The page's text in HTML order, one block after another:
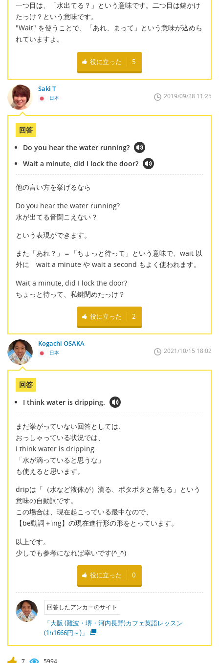
一つ目は、「水出てる？」という意味です。二つ目は鍵かけ
たっけ？という意味です。
"Wait" を使うことで、「あれ、まって」という意味が込めら
れていますよ。
役に立った 5
Saki T
日本 2019/09/28 11:25
回答
Do you hear the water running?
Wait a minute, did I lock the door?
他の言い方を挙げるなら
Do you hear the water running?
水が出てる音聞こえない？
という表現ができます。
また「あれ？」＝「ちょっと待って」という意味で、wait 以
外に wait a minute や wait a second もよく使われます。
Wait a minute, did I lock the door?
ちょっと待って、私鍵閉めたっけ？
役に立った 2
Kogachi OSAKA
日本 2021/10/15 18:02
回答
I think water is dripping.
まだ挙がっていない回答としては、
おっしゃっている状況では、
I think water is dripping.
「水が滴っていると思うな」
も使えると思います。
dripは「（水など液体が）滴る、ポタポタと落ちる」という
意味の自動詞です。
この場合は、現在起こっている最中なので、
【be動詞＋ing】の現在進行形の形をとっています。
以上です。
少しでも参考になれば幸いです(^_^)
役に立った 0
回答したアンカーのサイト
「大阪 (難波・堺・河内長野)カフェ英語レッスン
(1h1666円～)」
7 5994